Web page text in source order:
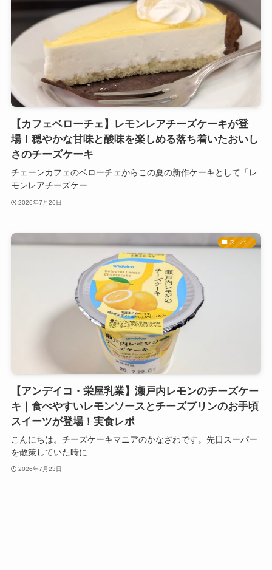
【カフェベローチェ】レモンレアチーズケーキが登
場！穏やかな甘味と酸味を楽しめる落ち着いたおいし
さのチーズケーキ
チェーンカフェのベローチェからこの夏の新作ケーキとして「レ
モンレアチーズケー...
2026年7月26日
スーパー
【アンデイコ・栄屋乳業】瀬戸内レモンのチーズケー
キ｜食べやすいレモンソースとチーズプリンのお手頃
スイーツが登場！実食レポ
こんにちは。チーズケーキマニアのかなざわです。先日スーパー
を散策していた時に...
2026年7月23日